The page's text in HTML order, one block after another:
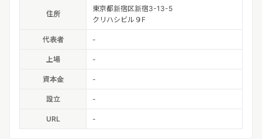
住所
東京都新宿区新宿3-13-5
クリハシビル９F
代表者 -
上場 -
資本金 -
設立 -
URL -